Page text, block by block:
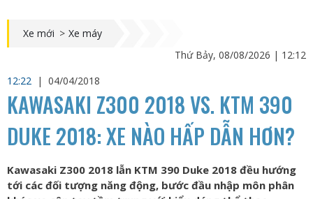
Xe mới > Xe máy
Thứ Bảy, 08/08/2026 | 12:12
12:22 | 04/04/2018
KAWASAKI Z300 2018 VS. KTM 390
DUKE 2018: XE NÀO HẤP DẪN HƠN?
Kawasaki Z300 2018 lẫn KTM 390 Duke 2018 đều hướng
tới các đối tượng năng động, bước đầu nhập môn phân